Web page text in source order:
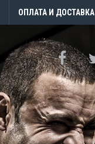
ОПЛАТА И ДОСТАВКА